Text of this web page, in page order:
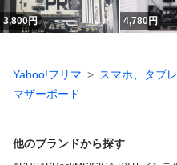
3,800円 4,780円
Yahoo!フリマ スマホ、タブ
マザーボード
他のブランドから探す